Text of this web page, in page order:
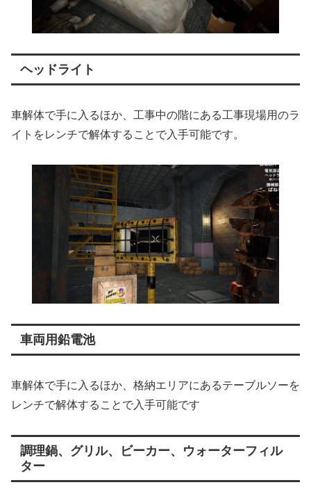
ヘッドライト
車解体で手に入るほか、工事中の階にある工事現場用のラ
イトをレンチで解体することで入手可能です。
車両用鉛電池
車解体で手に入るほか、格納エリアにあるテーブルソーを
レンチで解体することで入手可能です
調理鍋、グリル、ビーカー、ウォーターフィル
ター